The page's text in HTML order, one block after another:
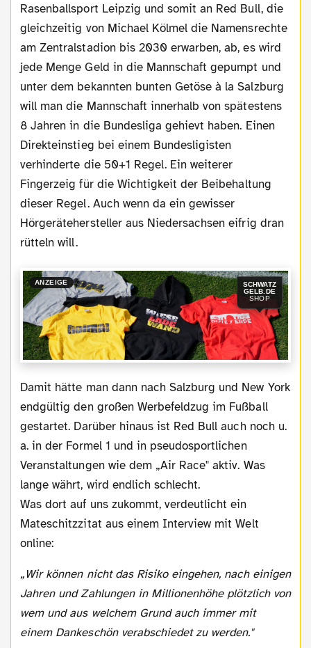
Rasenballsport Leipzig und somit an Red Bull, die
gleichzeitig von Michael Kölmel die Namensrechte
am Zentralstadion bis 2030 erwarben, ab, es wird
jede Menge Geld in die Mannschaft gepumpt und
unter dem bekannten bunten Getöse à la Salzburg
will man die Mannschaft innerhalb von spätestens
8 Jahren in die Bundesliga gehievt haben. Einen
Direkteinstieg bei einem Bundesligisten
verhinderte die 50+1 Regel. Ein weiterer
Fingerzeig für die Wichtigkeit der Beibehaltung
dieser Regel. Auch wenn da ein gewisser
Hörgerätehersteller aus Niedersachsen eifrig dran
rütteln will.
ANZEIGE
SCHWATZ
GELB.DE
SHOP
Damit hätte man dann nach Salzburg und New York
endgültig den großen Werbefeldzug im Fußball
gestartet. Darüber hinaus ist Red Bull auch noch u.
a. in der Formel 1 und in pseudosportlichen
Veranstaltungen wie dem „Air Race" aktiv. Was
lange währt, wird endlich schlecht.
Was dort auf uns zukommt, verdeutlicht ein
Mateschitzzitat aus einem Interview mit Welt
online:
„Wir können nicht das Risiko eingehen, nach einigen
Jahren und Zahlungen in Millionenhöhe plötzlich von
wem und aus welchem Grund auch immer mit
einem Dankeschön verabschiedet zu werden."